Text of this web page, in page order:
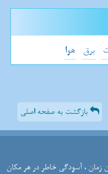
برق هوا
بازگشت به صفحه اصلی
، آسودگی خاطر در هر مکان